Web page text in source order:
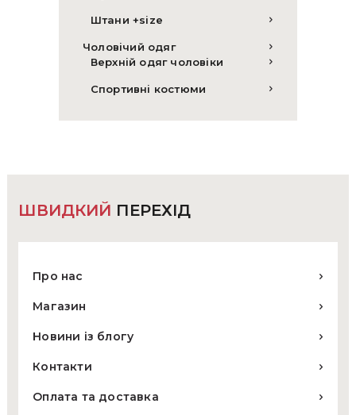
Штани +size
Чоловічий одяг
Верхній одяг чоловіки
Спортивні костюми
ШВИДКИЙ ПЕРЕХІД
Про нас
Магазин
Новини із блогу
Контакти
Оплата та доставка